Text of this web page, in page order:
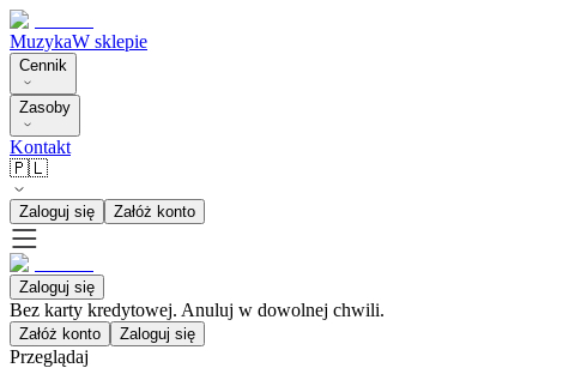
MuzykaW sklepie
Cennik
Zasoby
Kontakt
🇵🇱
Zaloguj się Załóż konto
Zaloguj się
Bez karty kredytowej. Anuluj w dowolnej chwili.
Załóż konto Zaloguj się
Przeglądaj